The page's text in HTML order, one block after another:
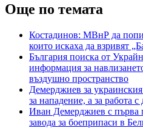
Още по темата
Костадинов: МВнР да
които искаха да взривят
България поиска от
информация за
въздушно пространство
Демерджиев за
за нападение, а за работа
Иван Демерджиев с първа
завода за боеприпаси в